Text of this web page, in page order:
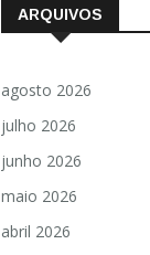
ARQUIVOS
agosto 2026
julho 2026
junho 2026
maio 2026
abril 2026